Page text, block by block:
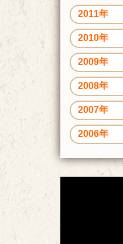
2011年
2010年
2009年
2008年
2007年
2006年